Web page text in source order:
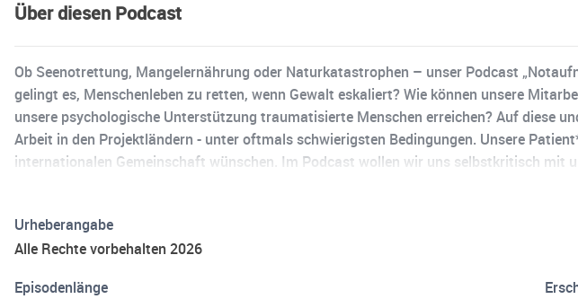
Über diesen Podcast
Ob Seenotrettung, Mangelernährung oder Naturkatastrophen – unser Podcast
gelingt es, Menschenleben zu retten, wenn Gewalt eskaliert? Wie können unsere
unsere psychologische Unterstützung traumatisierte Menschen erreichen? Auf diese
Arbeit in den Projektländern - unter oftmals schwierigsten Bedingungen. Unsere
internationalen Gemeinschaft wünschen. Im Podcast wollen wir uns selbstkritisch mit
Zusammenarbeit mit Christian Conradi produziert. V. i. S. d. P. Jannik Rust, Ärzte ohne
Urheberangabe
Alle Rechte vorbehalten 2026
Episodenlänge